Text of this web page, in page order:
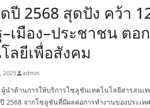
ปี 2568 สุดปัง คว้า
เมือง–ประชาชน ตอ
ลยีเพื่อสังคม
2025 admin
นำด้านการให้บริการโซลูชันเทคโนโลยีสารสนเ
2568 จากโซลูชันที่มีผลต่อการทำงานของประเ